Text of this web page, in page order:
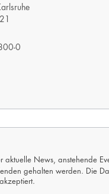
0
aktuelle News, anstehende
gehalten werden. Die